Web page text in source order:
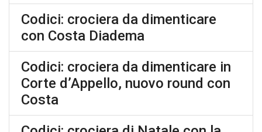
Codici: crociera da dimenticare
con Costa Diadema
Codici: crociera da dimenticare in
Corte d’Appello, nuovo round con
Costa